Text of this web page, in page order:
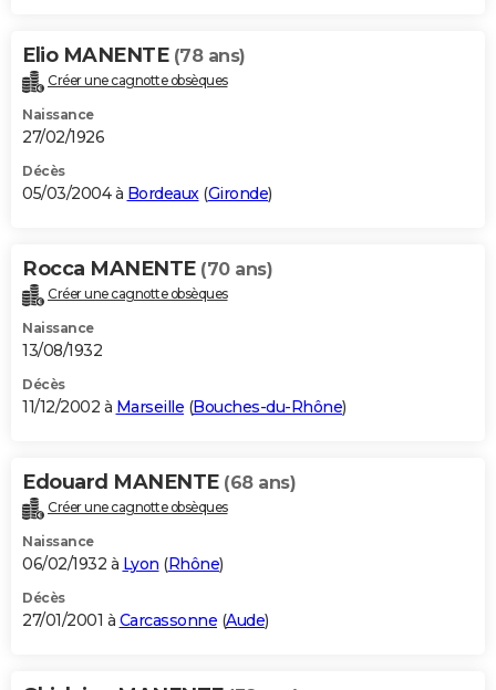
Elio MANENTE (78 ans)
Créer une cagnotte obsèques
Naissance
27/02/1926
Décès
05/03/2004 à Bordeaux(Gironde)
Rocca MANENTE (70 ans)
Créer une cagnotte obsèques
Naissance
13/08/1932
Décès
11/12/2002 à Marseille (Bouches-du-Rhône)
Edouard MANENTE (68 ans)
Créer une cagnotte obsèques
Naissance
06/02/1932 à Lyon (Rhône)
Décès
27/01/2001 à Carcassonne (Aude)